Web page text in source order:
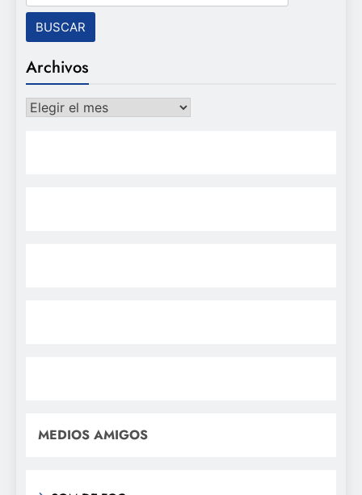
Archivos
Archivos
MEDIOS AMIGOS